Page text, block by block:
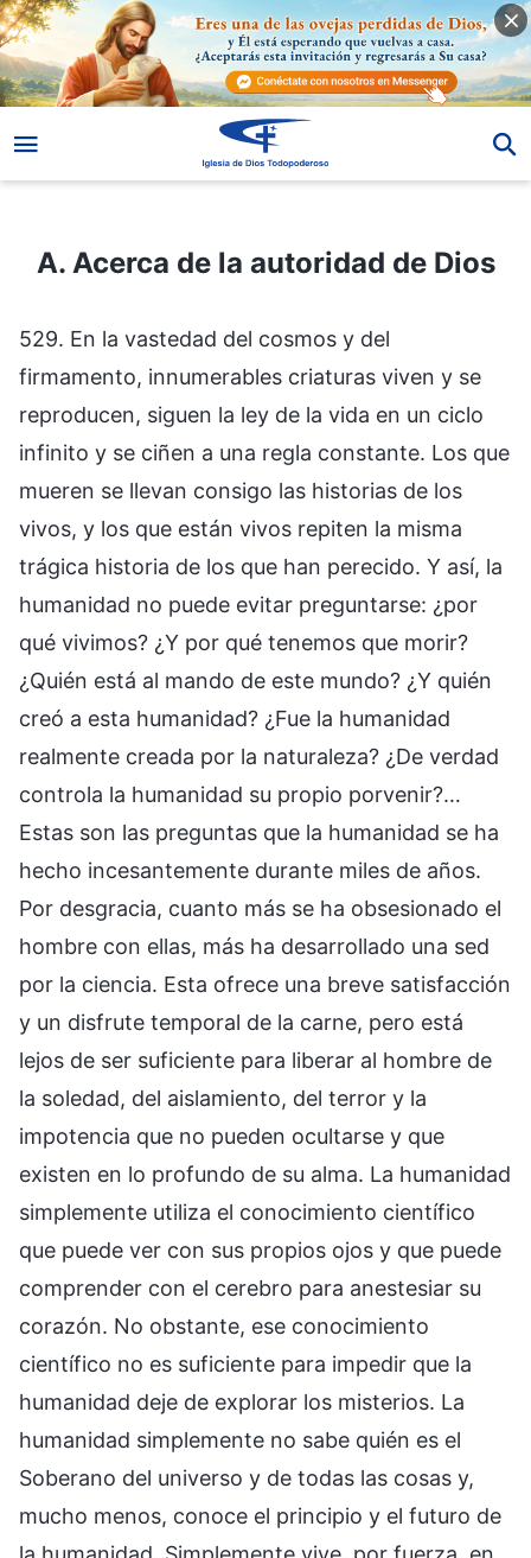
A. Acerca de la autoridad de Dios
A. Acerca de la autoridad de Dios
529. En la vastedad del cosmos y del
firmamento, innumerables criaturas viven y se
reproducen, siguen la ley de la vida en un ciclo
infinito y se ciñen a una regla constante. Los que
mueren se llevan consigo las historias de los
vivos, y los que están vivos repiten la misma
trágica historia de los que han perecido. Y así, la
humanidad no puede evitar preguntarse: ¿por
qué vivimos? ¿Y por qué tenemos que morir?
¿Quién está al mando de este mundo? ¿Y quién
creó a esta humanidad? ¿Fue la humanidad
realmente creada por la naturaleza? ¿De verdad
controla la humanidad su propio porvenir?…
Estas son las preguntas que la humanidad se ha
hecho incesantemente durante miles de años.
Por desgracia, cuanto más se ha obsesionado el
hombre con ellas, más ha desarrollado una sed
por la ciencia. Esta ofrece una breve satisfacción
y un disfrute temporal de la carne, pero está
lejos de ser suficiente para liberar al hombre de
la soledad, del aislamiento, del terror y la
impotencia que no pueden ocultarse y que
existen en lo profundo de su alma. La humanidad
simplemente utiliza el conocimiento científico
que puede ver con sus propios ojos y que puede
comprender con el cerebro para anestesiar su
corazón. No obstante, ese conocimiento
científico no es suficiente para impedir que la
humanidad deje de explorar los misterios. La
humanidad simplemente no sabe quién es el
Soberano del universo y de todas las cosas y,
mucho menos, conoce el principio y el futuro de